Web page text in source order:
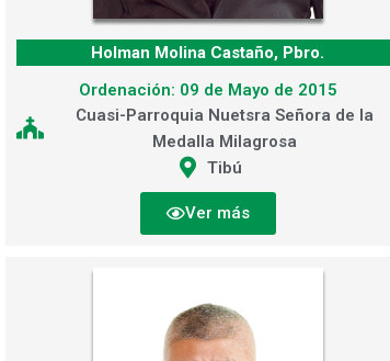
Holman Molina Castaño, Pbro.
Ordenación: 09 de Mayo de 2015
Cuasi-Parroquia Nuetsra Señora de la
Medalla Milagrosa
Tibú
Ver más